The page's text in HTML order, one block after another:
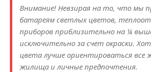
Внимание! Невзирая на то, что мы
батареям светлых цветов,
приборов приблизительно на ¼
исключительно за счет окраски.
цвета лучше ориентироваться все
жилища и личные предпочтения.